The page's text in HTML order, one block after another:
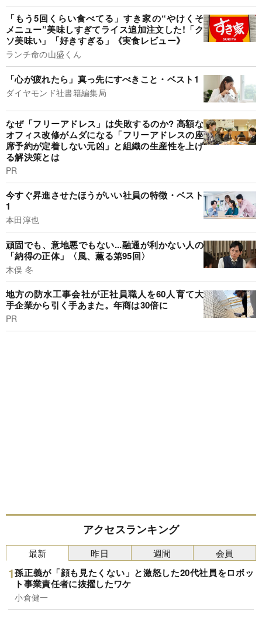
「もう5回くらい食べてる」すき家の“やけくそ
メニュー”美味しすぎてライス追加注文した!「ク
ソ美味い」「好きすぎる」《実食レビュー》
ランチ命の山盛くん
「心が疲れたら」真っ先にすべきこと・ベスト1
ダイヤモンド社書籍編集局
なぜ「フリーアドレス」は失敗するのか? 高額な
オフィス改修がムダになる「フリーアドレスの座
席予約が定着しない元凶」と組織の生産性を上げ
る解決策とは
PR
今すぐ昇進させたほうがいい社員の特徴・ベスト
1
本田淳也
頑固でも、意地悪でもない...融通が利かない人の
「納得の正体」〈風、薫る第95回〉
木俣 冬
地方の防水工事会社が正社員職人を60人育て大
手企業から引く手あまた。年商は30倍に
PR
アクセスランキング
最新
孫正義が「顔も見たくない」と激怒した20代社員をロボッ
ト事業責任者に抜擢したワケ
小倉健一
昨日 週間 会員